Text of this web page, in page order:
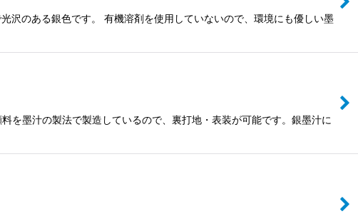
沢のある銀色です。 有機溶剤を使用していないので、環境にも優しい墨
を墨汁の製法で製造しているので、裏打地・表装が可能です。銀墨汁に